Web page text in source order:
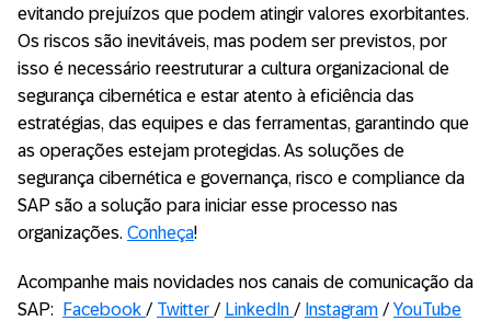
evitando prejuízos que podem atingir valores exorbitantes.
Os riscos são inevitáveis, mas podem ser previstos, por
isso é necessário reestruturar a cultura organizacional de
segurança cibernética e estar atento à eficiência das
estratégias, das equipes e das ferramentas, garantindo que
as operações estejam protegidas. As soluções de
segurança cibernética e governança, risco e compliance da
SAP são a solução para iniciar esse processo nas
organizações. Conheça!
Acompanhe mais novidades nos canais de comunicação da
SAP:
Facebook / Twitter / LinkedIn / Instagram / YouTube